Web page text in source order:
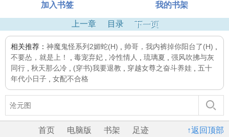
加入书签 我的书架
上一章 目录 下一页
相关推荐： 神魔鬼怪系列2媚蛇(H) 帅哥，我内裤掉你阳台了(H)
不要怂，就是上！
毒宠弃妃 冷性情人 琉璃夏
强风吹拂与灰
同行
秋天那么冷 (穿书)我要退教 穿越女尊之奋斗养娃
五十
年代小日子
女配不合格
↑返回顶部
首页 电脑版 书架 足迹